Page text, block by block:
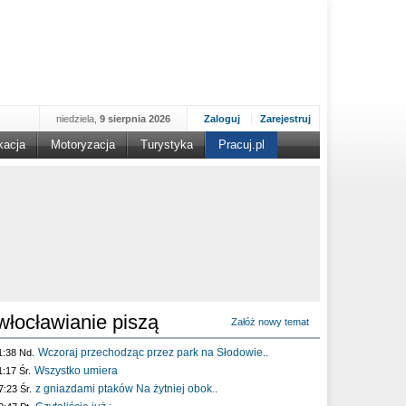
Zaloguj Zarejestruj
niedziela, 9 sierpnia 2026
Motoryzacja Turystyka Pracuj.pl
piszą Załóż nowy temat
Nd. Wczoraj przechodząc przez park na Słodowie..
Śr. Wszystko umiera
Śr. z gniazdami ptaków Na żytniej obok..